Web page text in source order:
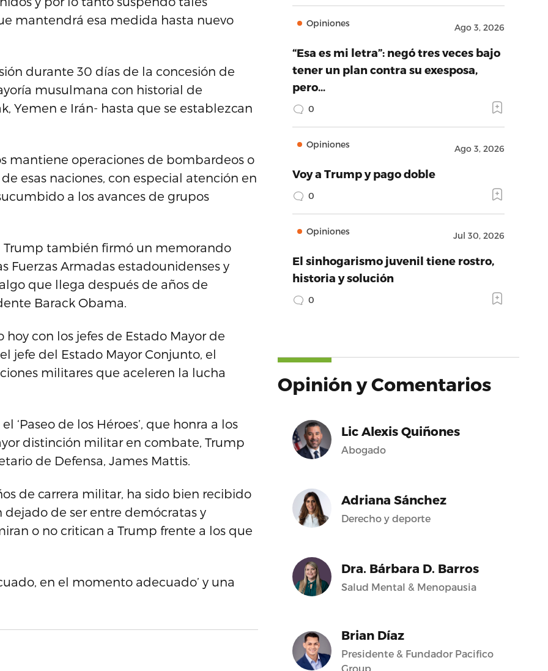
mantendrá esa medida hasta nuevo
durante 30 días de la concesión de
musulmana con historial de
Yemen e Irán- hasta que se establezcan
mantiene operaciones de bombardeos o
esas naciones, con especial atención en
a los avances de grupos
Trump también firmó un memorando
Fuerzas Armadas estadounidenses y
algo que llega después de años de
Barack Obama.
con los jefes de Estado Mayor de
jefe del Estado Mayor Conjunto, el
militares que aceleren la lucha
‘Paseo de los Héroes’, que honra a los
distinción militar en combate, Trump
de Defensa, James Mattis.
de carrera militar, ha sido bien recibido
dejado de ser entre demócratas y
o no critican a Trump frente a los que
en el momento adecuado’ y una
Opiniones Ago 3, 2026
“Esa es mi letra”: negó tres veces bajo
tener un plan contra su exesposa,
pero…
0
Opiniones Ago 3, 2026
Voy a Trump y pago doble
0
Opiniones Jul 30, 2026
El sinhogarismo juvenil tiene rostro,
historia y solución
0
Opinión y Comentarios
Lic Alexis Quiñones
Abogado
Adriana Sánchez
Derecho y deporte
Dra. Bárbara D. Barros
Salud Mental & Menopausia
Brian Díaz
Presidente & Fundador Pacifico
Group